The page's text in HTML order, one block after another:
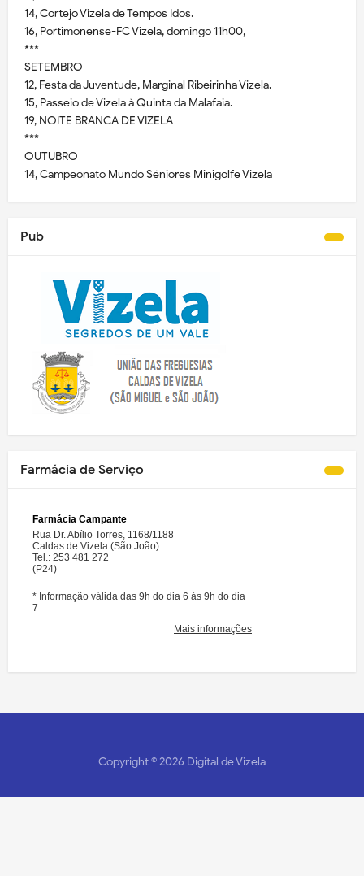
14, Cortejo Vizela de Tempos Idos.
16, Portimonense-FC Vizela, domingo 11h00,
***
SETEMBRO
12, Festa da Juventude, Marginal Ribeirinha Vizela.
15, Passeio de Vizela à Quinta da Malafaia.
19, NOITE BRANCA DE VIZELA
***
OUTUBRO
14, Campeonato Mundo Séniores Minigolfe Vizela
Pub
Farmácia de Serviço
Copyright ©2026 Digital de Vizela